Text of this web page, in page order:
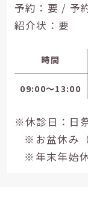
予約：要 / 予
紹介状：要
時間
09:00〜13:00
※休診日：日
※お盆休み
※年末年始